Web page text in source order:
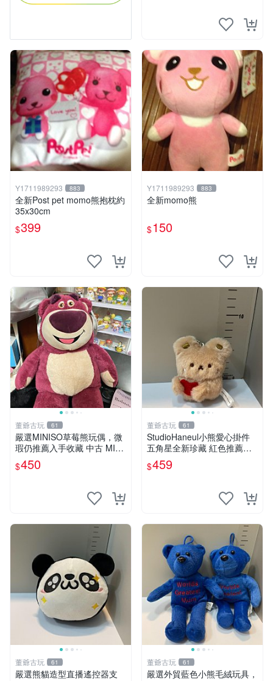
Y1711989293 883
全新Post pet momo熊抱枕約
35x30cm
$399
Y1711989293 883
全新momo熊
$150
董爺古玩 61
嚴選MINISO草莓熊玩偶，微
瑕仍推薦入手收藏 中古 MINI
SO 草莓熊 玩具 收藏
$450
董爺古玩 61
StudioHaneul小熊愛心掛件
五角星全新珍藏 紅色推薦收
藏 玩具掛飾 掛件 新品
$459
董爺古玩 61
嚴選熊貓造型直播遙控器支
董爺古玩 61
嚴選外貿藍色小熊毛絨玩具，